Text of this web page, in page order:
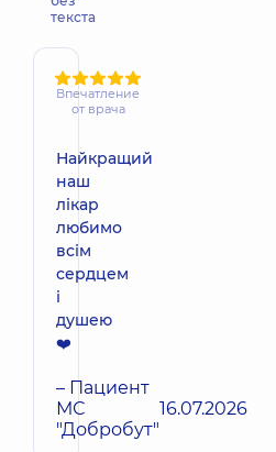
текста
Впечатление
от врача
Найкращий
наш
лікар
любимо
всім
сердцем
і
душею
❤️
– Пациент
МС
"Добробут"
16.07.2026